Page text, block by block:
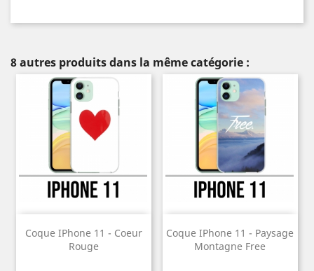
8 autres produits dans la même catégorie :
Coque IPhone 11 - Coeur
Rouge
Coque IPhone 11 - Paysage
Montagne Free